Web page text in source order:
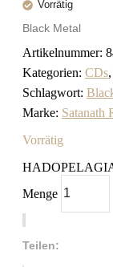
Vorrätig
Black Metal
Artikelnummer:
Kategorien: CDs,
Schlagwort:
Marke: Satanath
Vorrätig
Menge
Teilen: